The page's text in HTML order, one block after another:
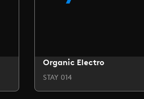
Organic Electro
STAY 014